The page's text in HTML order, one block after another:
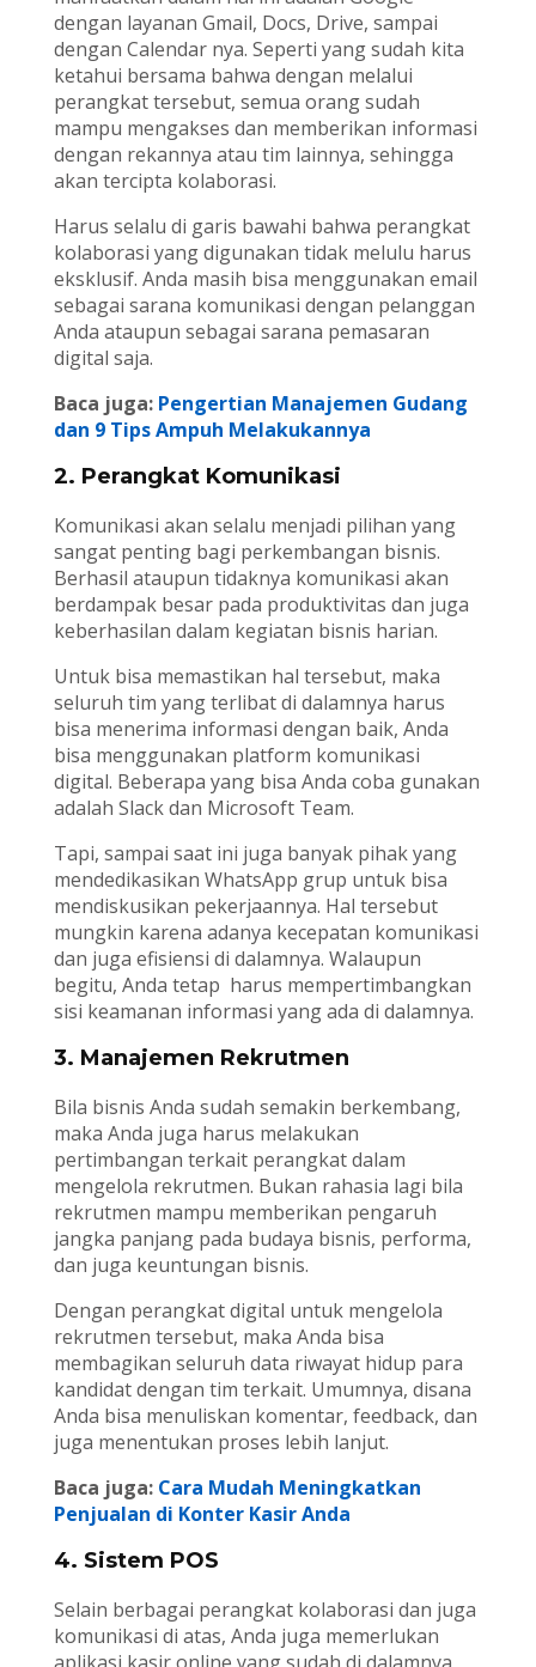
dengan layanan Gmail, Docs, Drive, sampai
dengan Calendar nya. Seperti yang sudah kita
ketahui bersama bahwa dengan melalui
perangkat tersebut, semua orang sudah
mampu mengakses dan memberikan informasi
dengan rekannya atau tim lainnya, sehingga
akan tercipta kolaborasi.
Harus selalu di garis bawahi bahwa perangkat
kolaborasi yang digunakan tidak melulu harus
eksklusif. Anda masih bisa menggunakan email
sebagai sarana komunikasi dengan pelanggan
Anda ataupun sebagai sarana pemasaran
digital saja.
Baca juga: Pengertian Manajemen Gudang
dan 9 Tips Ampuh Melakukannya
2. Perangkat Komunikasi
Komunikasi akan selalu menjadi pilihan yang
sangat penting bagi perkembangan bisnis.
Berhasil ataupun tidaknya komunikasi akan
berdampak besar pada produktivitas dan juga
keberhasilan dalam kegiatan bisnis harian.
Untuk bisa memastikan hal tersebut, maka
seluruh tim yang terlibat di dalamnya harus
bisa menerima informasi dengan baik, Anda
bisa menggunakan platform komunikasi
digital. Beberapa yang bisa Anda coba gunakan
adalah Slack dan Microsoft Team.
Tapi, sampai saat ini juga banyak pihak yang
mendedikasikan WhatsApp grup untuk bisa
mendiskusikan pekerjaannya. Hal tersebut
mungkin karena adanya kecepatan komunikasi
dan juga efisiensi di dalamnya. Walaupun
begitu, Anda tetap harus mempertimbangkan
sisi keamanan informasi yang ada di dalamnya.
3. Manajemen Rekrutmen
Bila bisnis Anda sudah semakin berkembang,
maka Anda juga harus melakukan
pertimbangan terkait perangkat dalam
mengelola rekrutmen. Bukan rahasia lagi bila
rekrutmen mampu memberikan pengaruh
jangka panjang pada budaya bisnis, performa,
dan juga keuntungan bisnis.
Dengan perangkat digital untuk mengelola
rekrutmen tersebut, maka Anda bisa
membagikan seluruh data riwayat hidup para
kandidat dengan tim terkait. Umumnya, disana
Anda bisa menuliskan komentar, feedback, dan
juga menentukan proses lebih lanjut.
Baca juga: Cara Mudah Meningkatkan
Penjualan di Konter Kasir Anda
4. Sistem POS
Selain berbagai perangkat kolaborasi dan juga
komunikasi di atas, Anda juga memerlukan